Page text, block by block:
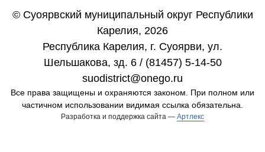
© Суоярвский муниципальный округ Республики
Карелия, 2026
Республика Карелия, г. Cуоярви, ул.
Шельшакова, зд. 6 / (81457) 5-14-50
suodistrict@onego.ru
Все права защищены и охраняются законом. При полном или
частичном использовании видимая ссылка обязательна.
Разработка и поддержка сайта — Артлекс